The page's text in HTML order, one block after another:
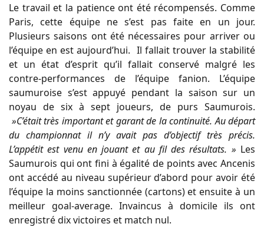
Le travail et la patience ont été récompensés. Comme
Paris, cette équipe ne s’est pas faite en un jour.
Plusieurs saisons ont été nécessaires pour arriver ou
l’équipe en est aujourd’hui. Il fallait trouver la stabilité
et un état d’esprit qu’il fallait conservé malgré les
contre-performances de l’équipe fanion. L’équipe
saumuroise s’est appuyé pendant la saison sur un
noyau de six à sept joueurs, de purs Saumurois.
»C’était très important et garant de la continuité. Au départ
du championnat il n’y avait pas d’objectif très précis.
L’appétit est venu en jouant et au fil des résultats. » Les
Saumurois qui ont fini à égalité de points avec Ancenis
ont accédé au niveau supérieur d’abord pour avoir été
l’équipe la moins sanctionnée (cartons) et ensuite à un
meilleur goal-average. Invaincus à domicile ils ont
enregistré dix victoires et match nul.